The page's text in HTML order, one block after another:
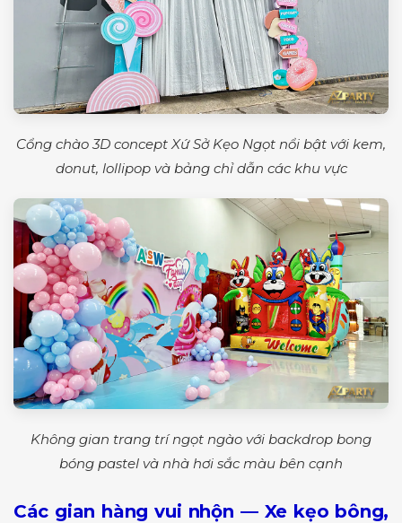
Cổng chào 3D concept Xứ Sở Kẹo Ngọt nổi bật với kem,
donut, lollipop và bảng chỉ dẫn các khu vực
Không gian trang trí ngọt ngào với backdrop bong
bóng pastel và nhà hơi sắc màu bên cạnh
Các gian hàng vui nhộn — Xe kẹo bông,